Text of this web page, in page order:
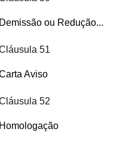
Demissão ou Redução...
51
Aviso
52
Homologação